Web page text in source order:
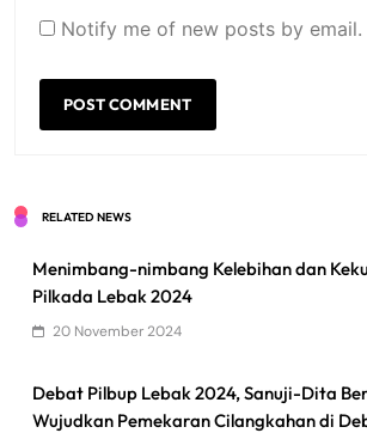
Notify me of new posts by email.
RELATED NEWS
Menimbang-nimbang Kelebihan dan
Pilkada Lebak 2024
20 November 2024
Debat Pilbup Lebak 2024, Sanuji-Dita
Wujudkan Pemekaran Cilangkahan di